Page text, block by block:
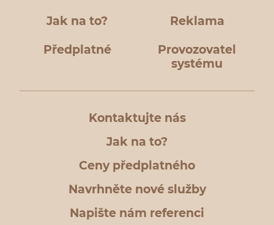
Jak na to? Reklama
Předplatné
Provozovatel
systému
Kontaktujte nás
Jak na to?
Ceny předplatného
Navrhněte nové služby
Napište nám referenci